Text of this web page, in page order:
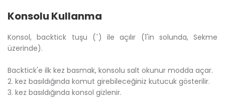
Konsolu Kullanma
Konsol, backtick tuşu (`) ile açılır (1'in solunda, Sekme
üzerinde).
Backtick'e ilk kez basmak, konsolu salt okunur modda açar.
2. kez basıldığında komut girebileceğiniz kutucuk gösterilir.
3. kez basıldığında konsol gizlenir.